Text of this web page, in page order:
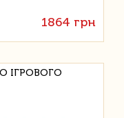
1864 грн
ІГРОВОГО